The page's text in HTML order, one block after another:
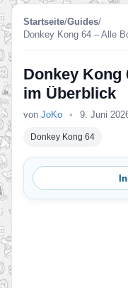
Startseite/Guides/
Donkey Kong 64 – Alle
Donkey Kong
im Überblick
von JoKo • 9. Juni
Donkey Kong 64